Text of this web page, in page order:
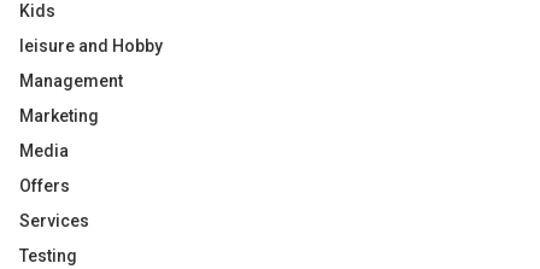
Kids
leisure and Hobby
Management
Marketing
Media
Offers
Services
Testing